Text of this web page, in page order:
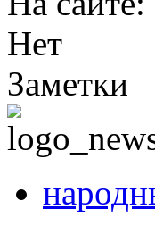
Нет
Заметки